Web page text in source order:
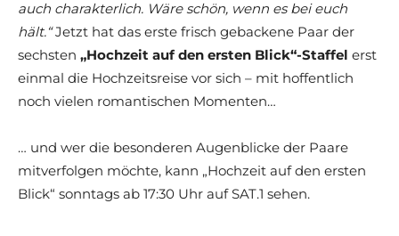
auch charakterlich. Wäre schön, wenn es bei euch
hält.“Jetzt hat das erste frisch gebackene Paar der
sechsten „Hochzeit auf den ersten Blick“-Staffel erst
einmal die Hochzeitsreise vor sich – mit hoffentlich
noch vielen romantischen Momenten…
… und wer die besonderen Augenblicke der Paare
mitverfolgen möchte, kann „Hochzeit auf den ersten
Blick“ sonntags ab 17:30 Uhr auf SAT.1 sehen.